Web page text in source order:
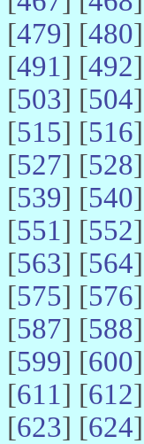
[479] [480
[491] [492
[503] [504
[515] [516
[527] [528
[539] [540
[551] [552
[563] [564
[575] [576
[587] [588
[599] [600
[611] [612
[623] [624